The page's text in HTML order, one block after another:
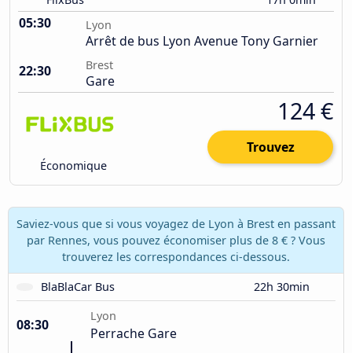
05:30 Lyon
Arrêt de bus Lyon Avenue Tony Garnier
22:30
Brest
Gare
Économique
124 €
Trouvez
Saviez-vous que si vous voyagez de Lyon à Brest en passant
par Rennes, vous pouvez économiser plus de 8 € ? Vous
trouverez les correspondances ci-dessous.
BlaBlaCar Bus
22h 30min
08:30
Lyon
Perrache Gare